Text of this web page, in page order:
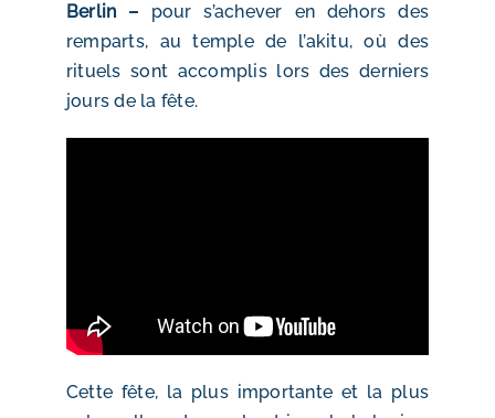
Berlin – pour s’achever en dehors des
remparts, au temple de l’akitu, où des
rituels sont accomplis lors des derniers
jours de la fête.
Cette fête, la plus importante et la plus